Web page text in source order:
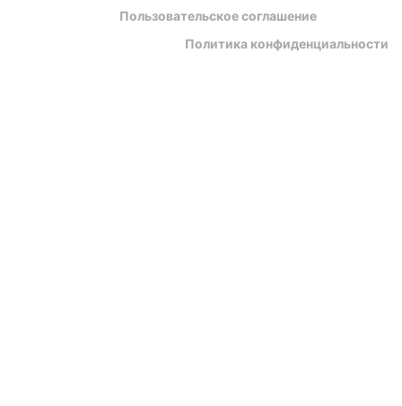
Пользовательское соглашение
Политика конфиденциальности